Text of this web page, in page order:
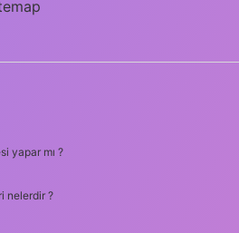
yapar mı ?
nelerdir ?